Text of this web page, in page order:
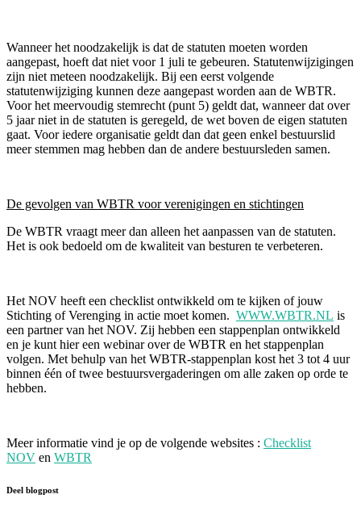
Wanneer het noodzakelijk is dat de statuten moeten worden
aangepast, hoeft dat niet voor 1 juli te gebeuren. Statutenwijzigingen
zijn niet meteen noodzakelijk. Bij een eerst volgende
statutenwijziging kunnen deze aangepast worden aan de WBTR.
Voor het meervoudig stemrecht (punt 5) geldt dat, wanneer dat over
5 jaar niet in de statuten is geregeld, de wet boven de eigen statuten
gaat. Voor iedere organisatie geldt dan dat geen enkel bestuurslid
meer stemmen mag hebben dan de andere bestuursleden samen.
De gevolgen van WBTR voor verenigingen en stichtingen
De WBTR vraagt meer dan alleen het aanpassen van de statuten.
Het is ook bedoeld om de kwaliteit van besturen te verbeteren.
Het NOV heeft een checklist ontwikkeld om te kijken of jouw
Stichting of Verenging in actie moet komen. WWW.WBTR.NL is
een partner van het NOV. Zij hebben een stappenplan ontwikkeld
en je kunt hier een webinar over de WBTR en het stappenplan
volgen. Met behulp van het WBTR-stappenplan kost het 3 tot 4 uur
binnen één of twee bestuursvergaderingen om alle zaken op orde te
hebben.
Meer informatie vind je op de volgende websites : Checklist
NOV en WBTR
Deel blogpost